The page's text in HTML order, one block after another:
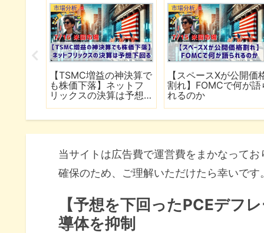
市場分析
【TSMC増益の神決算で
も株価下落】ネットフ
リックスの決算は予想
市場分析
【スペースXが公開価
割れ】FOMCで何が語
れるのか
当サイトは広告費で運営費をまかなって
確保のため、ご理解いただけたら幸いです
【予想を下回ったPCEデフ
導体を抑制